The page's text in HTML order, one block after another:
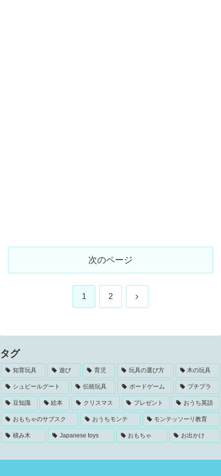
次のページ
1 2 次
タグ
知育玩具 遊び 育児 玩具の選び方 木の玩具
シュピールグート 伝統玩具 ボードゲーム プチプラ
豆知識 絵本 クリスマス プレゼント おうち英語
おもちゃのサブスク おうちモンテ モンテッソーリ教育
積み木 Japanese toys おもちゃ お出かけ